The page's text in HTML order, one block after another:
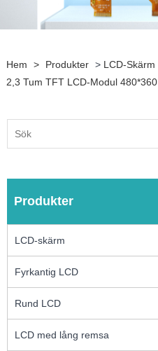
Hem > Produkter > LCD-Skärm
2,3 Tum TFT LCD-Modul 480*360
Produkter
LCD-skärm
Fyrkantig LCD
Rund LCD
LCD med lång remsa